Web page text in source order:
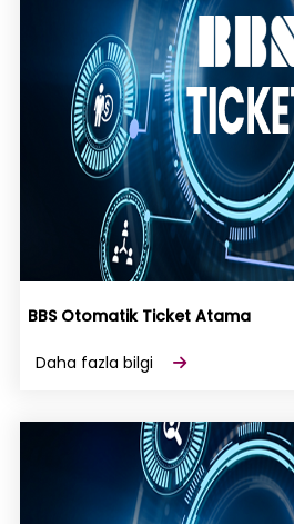
BBS Otomatik Ticket Atama
Daha fazla bilgi